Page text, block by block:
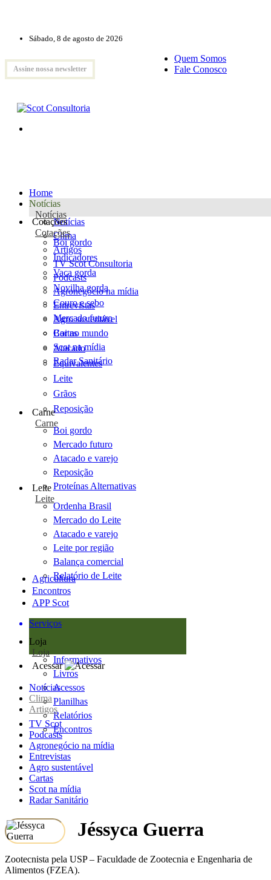
Sábado, 8 de agosto de 2026
Assine nossa newsletter
Quem Somos
Fale Conosco
Home
Notícias
Notícias
Notícias
Clima
Artigos
TV Scot Consultoria
Podcasts
Agronegócio na mídia
Entrevistas
Agro sustentável
Cartas
Scot na mídia
Radar Sanitário
Cotações
Cotações
Boi gordo
Indicadores
Vaca gorda
Novilha gorda
Couro e sebo
Mercado futuro
Boi no mundo
Atacado
Equivalentes
Leite
Grãos
Reposição
Carne
Carne
Boi gordo
Mercado futuro
Atacado e varejo
Reposição
Proteínas Alternativas
Leite
Leite
Ordenha Brasil
Mercado do Leite
Atacado e varejo
Leite por região
Balança comercial
Relatório de Leite
Agricultura
Encontros
APP Scot
Serviços
Loja
Loja
Informativos
Livros
Acessos
Planilhas
Relatórios
Encontros
Acessar
Notícias
Clima
Artigos
TV Scot
Podcasts
Agronegócio na mídia
Entrevistas
Agro sustentável
Cartas
Scot na mídia
Radar Sanitário
Jéssyca Guerra
Zootecnista pela USP – Faculdade de Zootecnia e Engenharia de
Alimentos (FZEA).